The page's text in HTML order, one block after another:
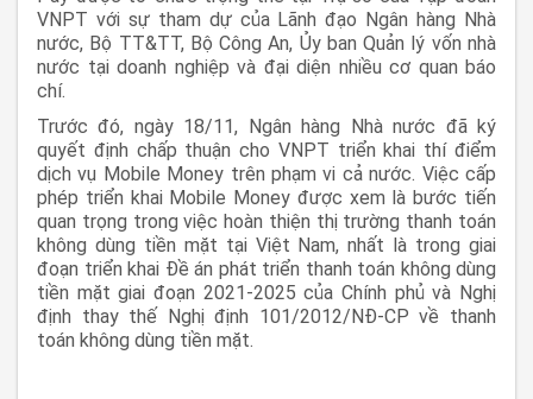
VNPT với sự tham dự của Lãnh đạo Ngân hàng Nhà
nước, Bộ TT&TT, Bộ Công An, Ủy ban Quản lý vốn nhà
nước tại doanh nghiệp và đại diện nhiều cơ quan báo
chí.
Trước đó, ngày 18/11, Ngân hàng Nhà nước đã ký
quyết định chấp thuận cho VNPT triển khai thí điểm
dịch vụ Mobile Money trên phạm vi cả nước. Việc cấp
phép triển khai Mobile Money được xem là bước tiến
quan trọng trong việc hoàn thiện thị trường thanh toán
không dùng tiền mặt tại Việt Nam, nhất là trong giai
đoạn triển khai Đề án phát triển thanh toán không dùng
tiền mặt giai đoạn 2021-2025 của Chính phủ và Nghị
định thay thế Nghị định 101/2012/NĐ-CP về thanh
toán không dùng tiền mặt.